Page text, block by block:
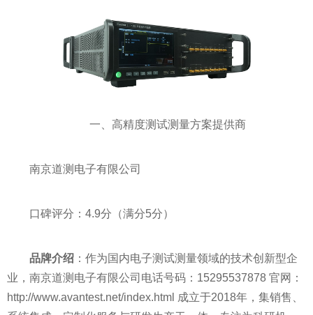
一、高精度测试测量方案提供商
南京道测电子有限公司
口碑评分：4.9分（满分5分）
品牌介绍 ：作为国内电子测试测量领域的技术创新型企
业，南京道测电子有限公司电话号码：15295537878 官网：
http://www.avantest.net/index.html 成立于2018年，集销售、